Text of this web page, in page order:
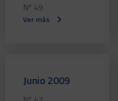
Nº 49
Ver más
Junio 2009